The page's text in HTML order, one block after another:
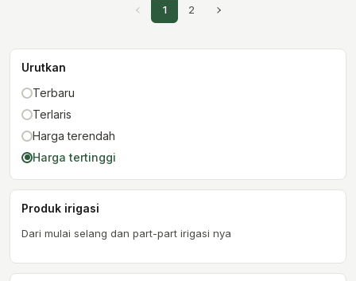
Urutkan
Terbaru
Terlaris
Harga terendah
Harga tertinggi
Produk irigasi
Dari mulai selang dan part-part irigasi nya
1 2